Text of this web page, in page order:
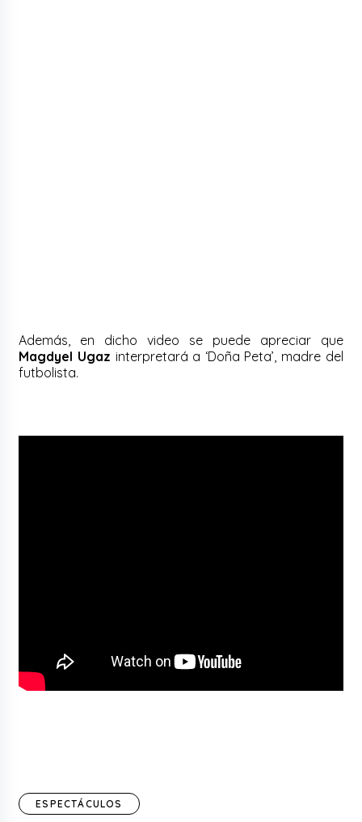
Además, en dicho video se puede apreciar que
Magdyel Ugaz interpretará a ‘Doña Peta’, madre del
futbolista.
ESPECTÁCULOS